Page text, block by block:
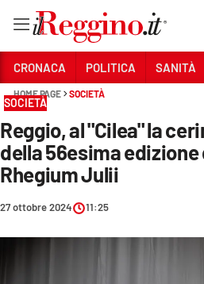
Sezioni
CRONACA
POLITICA
SANITÀ
AMBIENTE
CRONACA POLITICA SANITÀ
HOME PAGE SOCIETÀ
SOCIETÀ
Reggio, al "Cilea" la
della 56esima
Rhegium Julii
27 ottobre 2024 11:25